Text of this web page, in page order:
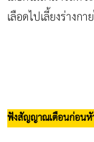
เลือดไปเลี้ยงร่างก
ฟังสัญญาณเตือนก่อนหั